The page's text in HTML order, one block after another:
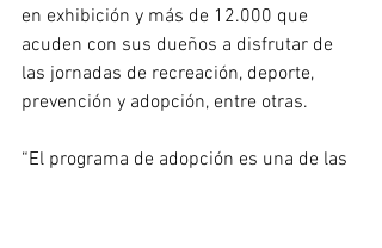
en exhibición y más de 12.000 que
acuden con sus dueños a disfrutar de
las jornadas de recreación, deporte,
prevención y adopción, entre otras.
“El programa de adopción es una de las